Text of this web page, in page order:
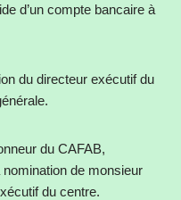
d’un compte bancaire à
du directeur exécutif du
du CAFAB,
nomination de monsieur
du centre.